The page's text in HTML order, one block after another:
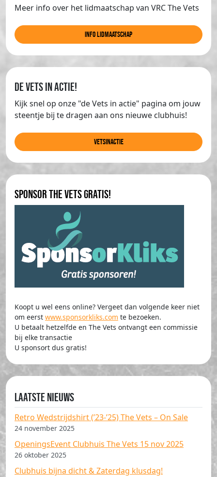
Meer info over het lidmaatschap van VRC The Vets
info lidmaatschap
de Vets in actie!
Kijk snel op onze "de Vets in actie" pagina om jouw
steentje bij te dragen aan ons nieuwe clubhuis!
Vetsinactie
Sponsor The Vets gratis!
Koopt u wel eens online? Vergeet dan volgende keer niet
om eerst www.sponsorkliks.com te bezoeken.
U betaalt hetzelfde en The Vets ontvangt een commissie
bij elke transactie
U sponsort dus gratis!
Laatste nieuws
Retro Wedstrijdshirt (’23-’25) The Vets – On Sale
24 november 2025
OpeningsEvent Clubhuis The Vets 15 nov 2025
26 oktober 2025
Clubhuis bijna dicht & Zaterdag klusdag!